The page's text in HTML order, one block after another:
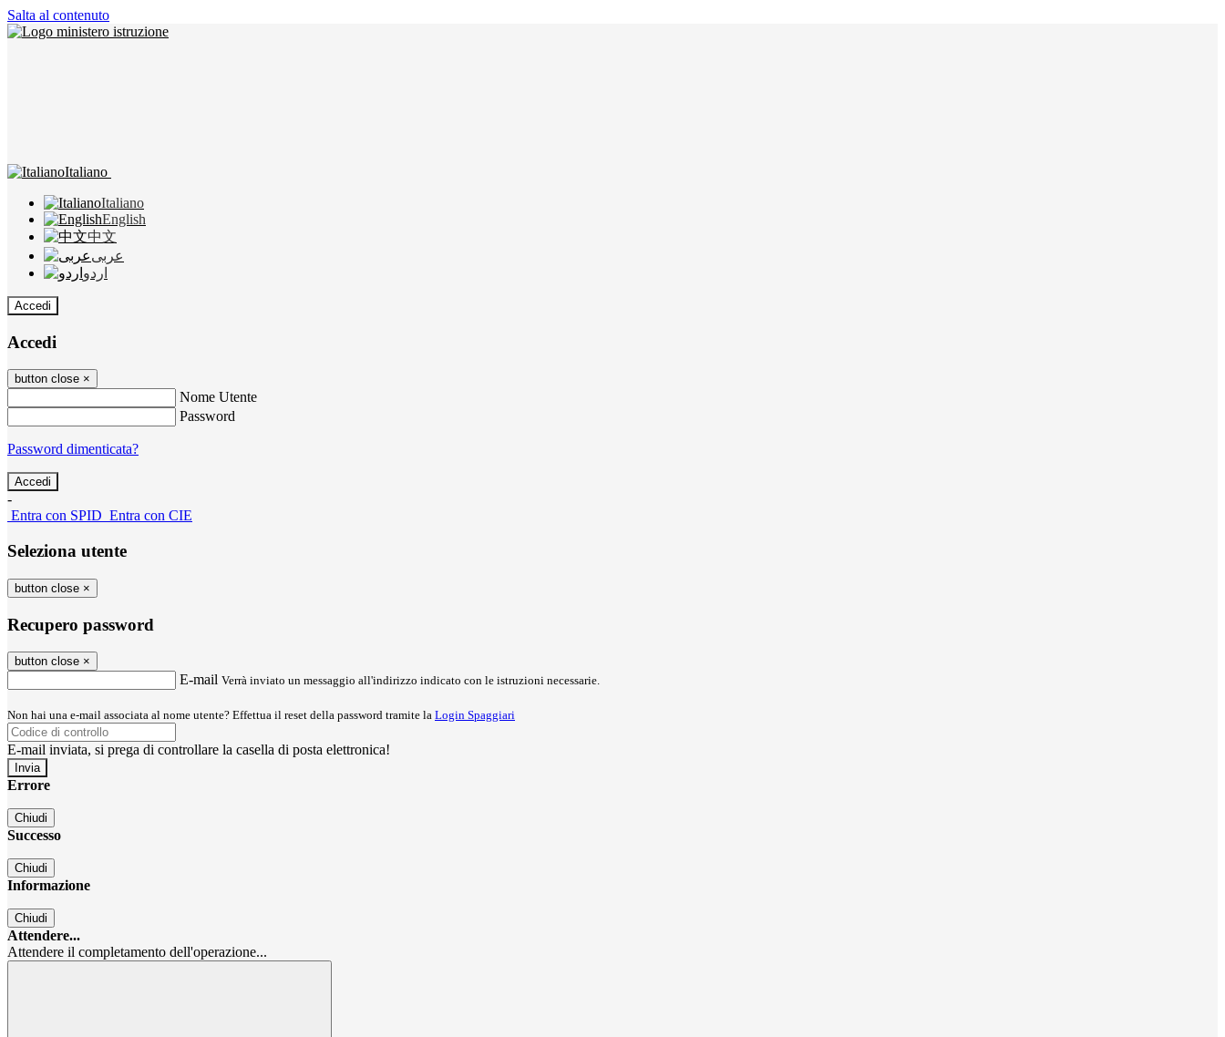
Salta al contenuto
Italiano
Italiano
English
中文
عربى
اردو
Accedi
Accedi
button close ×
Nome Utente
Password
Password dimenticata?
-
Entra con SPID Entra con CIE
Seleziona utente
button close ×
Recupero password
button close ×
E-mail Verrà inviato un messaggio all'indirizzo indicato con le istruzioni necessarie.
Non hai una e-mail associata al nome utente? Effettua il reset della password tramite la Login Spaggiari
E-mail inviata, si prega di controllare la casella di posta elettronica!
Errore
Chiudi
Successo
Chiudi
Informazione
Chiudi
Attendere...
Attendere il completamento dell'operazione...